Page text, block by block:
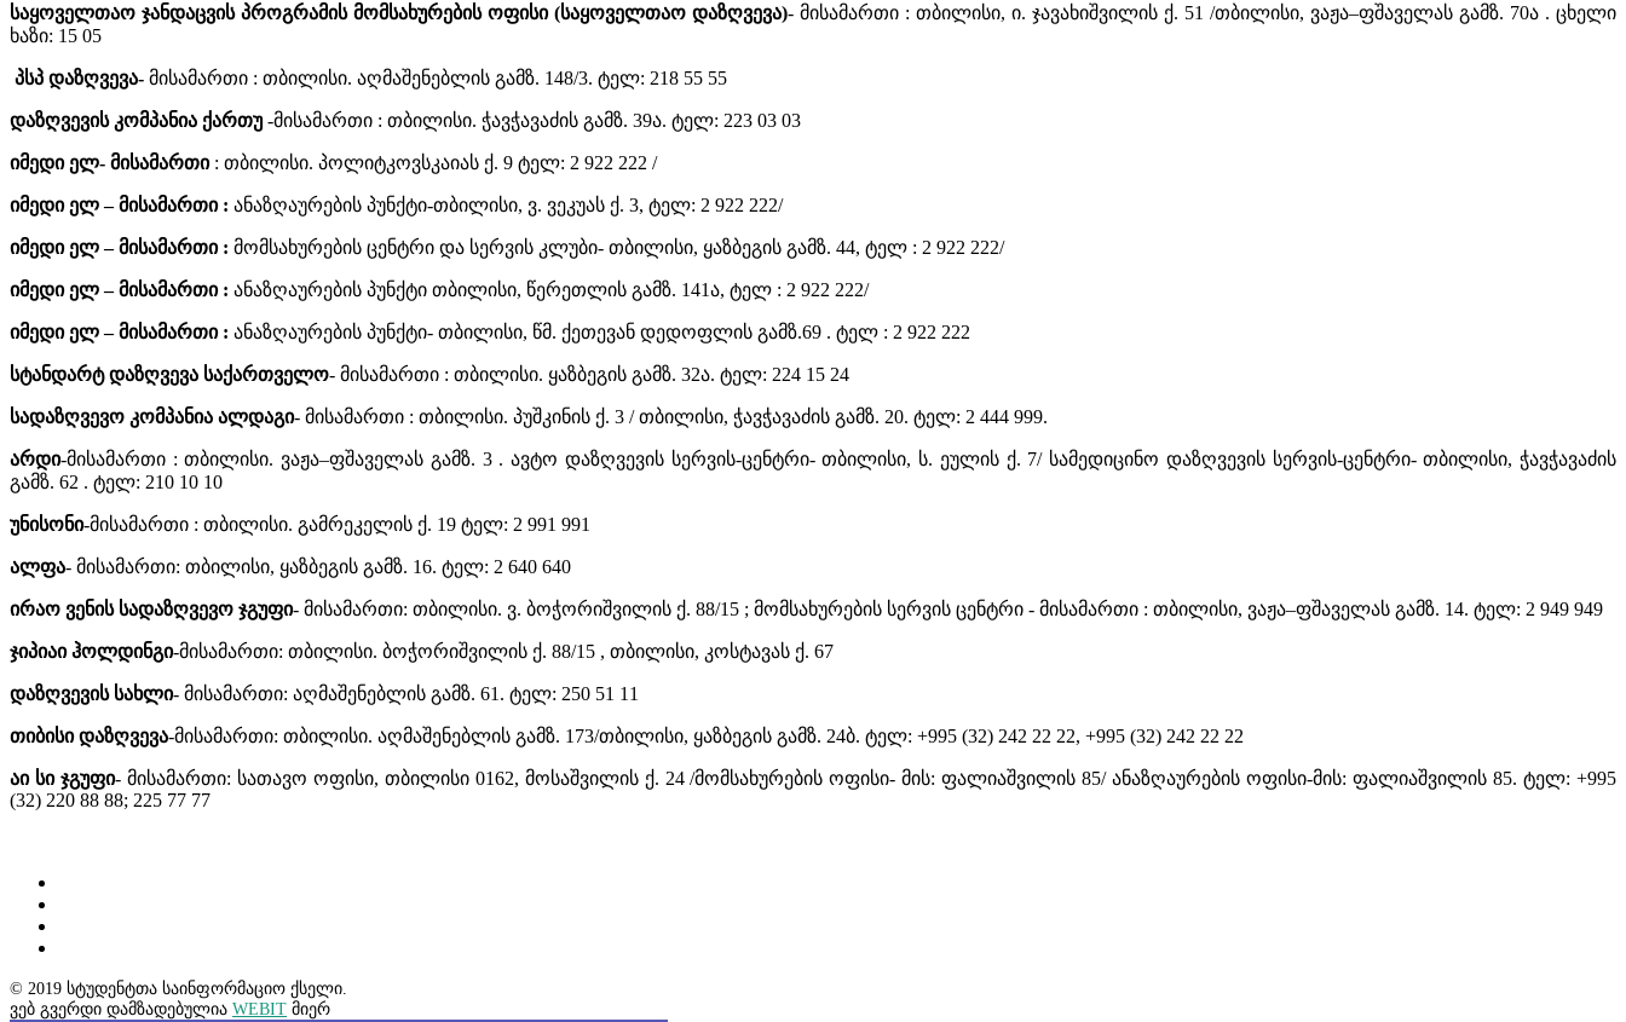
საყოველთაო ჯანდაცვის პროგრამის მომსახურების ოფისი (საყოველთაო დაზღვევა)- მისამართი : თბილისი, ი. ჯავახიშვილის ქ. 51 /თბილისი, ვაჟა–ფშაველას გამზ. 70ა . ცხელი
ხაზი: 15 05
პსპ დაზღვევა- მისამართი : თბილისი. აღმაშენებლის გამზ. 148/3. ტელ: 218 55 55
დაზღვევის კომპანია ქართუ -მისამართი : თბილისი. ჭავჭავაძის გამზ. 39ა. ტელ: 223 03 03
იმედი ელ- მისამართი: თბილისი. პოლიტკოვსკაიას ქ. 9 ტელ: 2 922 222 /
იმედი ელ – მისამართი : ანაზღაურების პუნქტი-თბილისი, ვ. ვეკუას ქ. 3, ტელ: 2 922 222/
იმედი ელ – მისამართი : მომსახურების ცენტრი და სერვის კლუბი- თბილისი, ყაზბეგის გამზ. 44, ტელ : 2 922 222/
იმედი ელ – მისამართი : ანაზღაურების პუნქტი თბილისი, წერეთლის გამზ. 141ა, ტელ : 2 922 222/
იმედი ელ – მისამართი : ანაზღაურების პუნქტი- თბილისი, წმ. ქეთევან დედოფლის გამზ.69 . ტელ : 2 922 222
სტანდარტ დაზღვევა საქართველო- მისამართი : თბილისი. ყაზბეგის გამზ. 32ა. ტელ: 224 15 24
სადაზღვევო კომპანია ალდაგი- მისამართი : თბილისი. პუშკინის ქ. 3 / თბილისი, ჭავჭავაძის გამზ. 20. ტელ: 2 444 999.
არდი-მისამართი : თბილისი. ვაჟა–ფშაველას გამზ. 3 . ავტო დაზღვევის სერვის-ცენტრი- თბილისი, ს. ეულის ქ. 7/ სამედიცინო დაზღვევის სერვის-ცენტრი- თბილისი, ჭავჭავაძის
გამზ. 62 . ტელ: 210 10 10
უნისონი-მისამართი : თბილისი. გამრეკელის ქ. 19 ტელ: 2 991 991
ალფა- მისამართი: თბილისი, ყაზბეგის გამზ. 16. ტელ: 2 640 640
ირაო ვენის სადაზღვევო ჯგუფი- მისამართი: თბილისი. ვ. ბოჭორიშვილის ქ. 88/15 ; მომსახურების სერვის ცენტრი - მისამართი : თბილისი, ვაჟა–ფშაველას გამზ. 14. ტელ: 2 949 949
ჯიპიაი ჰოლდინგი-მისამართი: თბილისი. ბოჭორიშვილის ქ. 88/15 , თბილისი, კოსტავას ქ. 67
დაზღვევის სახლი- მისამართი: აღმაშენებლის გამზ. 61. ტელ: 250 51 11
თიბისი დაზღვევა-მისამართი: თბილისი. აღმაშენებლის გამზ. 173/თბილისი, ყაზბეგის გამზ. 24ბ. ტელ: +995 (32) 242 22 22, +995 (32) 242 22 22
აი სი ჯგუფი- მისამართი: სათავო ოფისი, თბილისი 0162, მოსაშვილის ქ. 24 /მომსახურების ოფისი- მის: ფალიაშვილის 85/ ანაზღაურების ოფისი-მის: ფალიაშვილის 85. ტელ: +995
(32) 220 88 88; 225 77 77
© 2019 სტუდენტთა საინფორმაციო ქსელი.
ვებ გვერდი დამზადებულია WEBIT მიერ